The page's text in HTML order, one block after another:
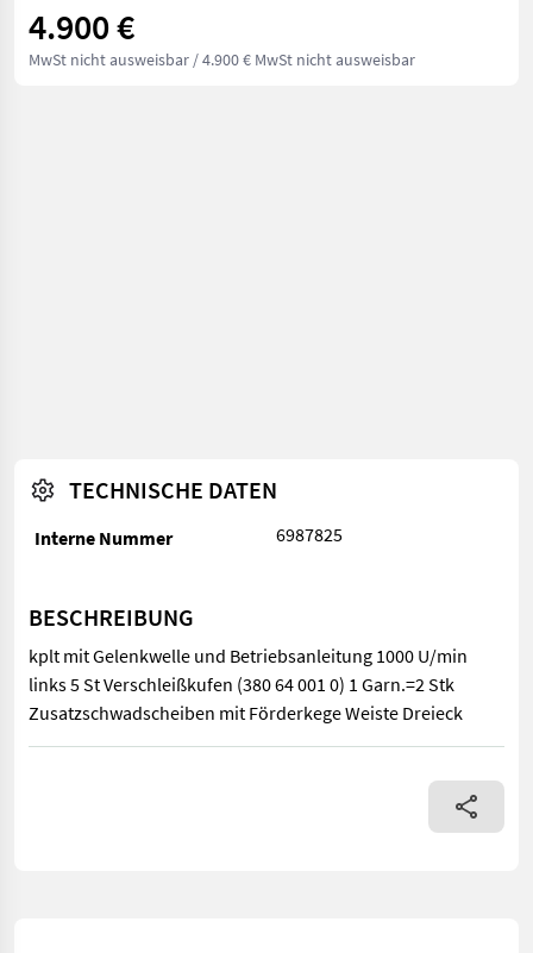
4.900 €
MwSt nicht ausweisbar / 4.900 € MwSt nicht ausweisbar
TECHNISCHE DATEN
Interne Nummer 6987825
BESCHREIBUNG
kplt mit Gelenkwelle und Betriebsanleitung 1000 U/min
links 5 St Verschleißkufen (380 64 001 0) 1 Garn.=2 Stk
Zusatzschwadscheiben mit Förderkege Weiste Dreieck
kplt mit Gelenkwelle und Betriebsanleitung 1000 U/min links 5